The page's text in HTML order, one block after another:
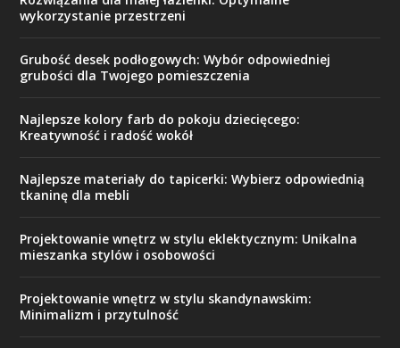
wykorzystanie przestrzeni
Grubość desek podłogowych: Wybór odpowiedniej
grubości dla Twojego pomieszczenia
Najlepsze kolory farb do pokoju dziecięcego:
Kreatywność i radość wokół
Najlepsze materiały do tapicerki: Wybierz odpowiednią
tkaninę dla mebli
Projektowanie wnętrz w stylu eklektycznym: Unikalna
mieszanka stylów i osobowości
Projektowanie wnętrz w stylu skandynawskim:
Minimalizm i przytulność